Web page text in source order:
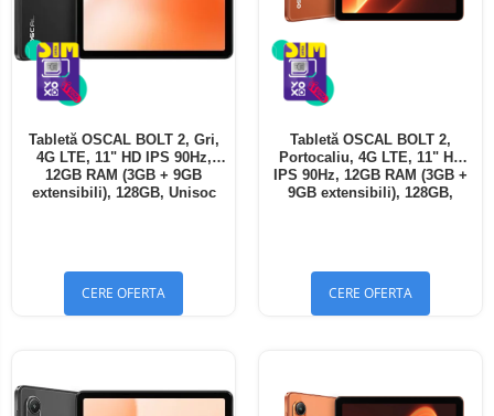
Tabletă OSCAL BOLT 2, Gri,
4G LTE, 11" HD IPS 90Hz,
12GB RAM (3GB + 9GB
extensibili), 128GB, Unisoc
CERE OFERTA
Tabletă OSCAL BOLT 2,
Portocaliu, 4G LTE, 11" HD
IPS 90Hz, 12GB RAM (3GB +
9GB extensibili), 128GB,
CERE OFERTA